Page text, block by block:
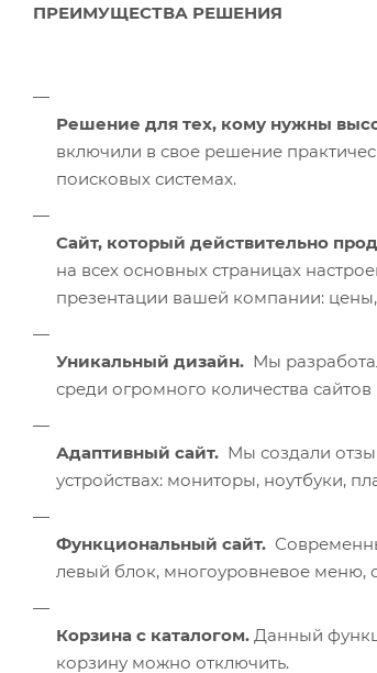
ПРЕИМУЩЕСТВА РЕШЕНИЯ
Решение для тех, кому нужны
включили в свое решение
поисковых системах.
Сайт, который действительно
на всех основных страницах
презентации вашей компании: цены,
Уникальный дизайн. Мы
среди огромного количества
Адаптивный сайт. Мы создали
устройствах: мониторы, ноутбуки,
Функциональный сайт.
левый блок, многоуровневое меню,
Корзина с каталогом. Данный
корзину можно отключить.